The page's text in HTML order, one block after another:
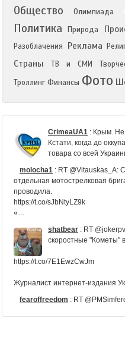
Общество Олимпиада
Политика Природа
Разоблачения
Реклама
Страны
ТВ и СМИ
Троллинг Финансы Фото
CrimeaUA1 : Крым. Не
Кстати, когда до
товара со всей
molocha1 : RT @Vitauskas_A:
отдельная мотострелковая
проводила.
https://t.co/sJbNtyLZ9k
«…
shatbear : RT
скоростные "Кометы"
https://t.co/7E1EwzCwJm
Журналист интернет-издания
fearoffreedom : RT